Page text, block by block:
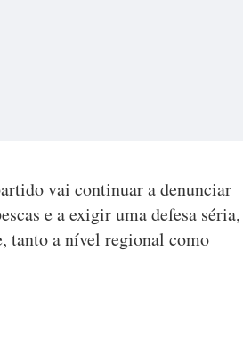
vai continuar a denunciar
e a exigir uma defesa séria,
tanto a nível regional como